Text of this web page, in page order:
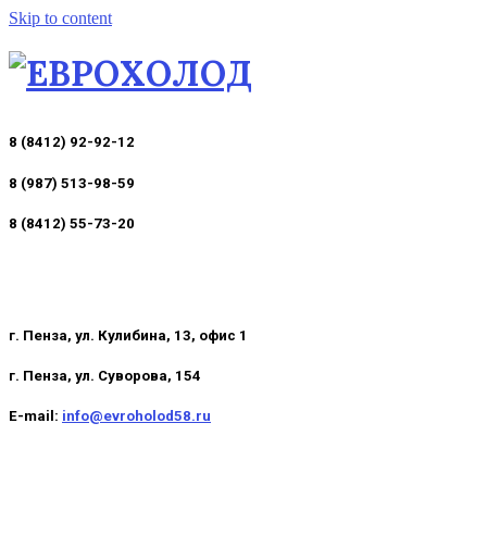
Skip to content
8 (8412) 92-92-12
8 (987) 513-98-59
8 (8412) 55-73-20
г. Пенза, ул. Кулибина, 13, офис 1
г. Пенза, ул. Суворова, 154
E-mail: info@evroholod58.ru